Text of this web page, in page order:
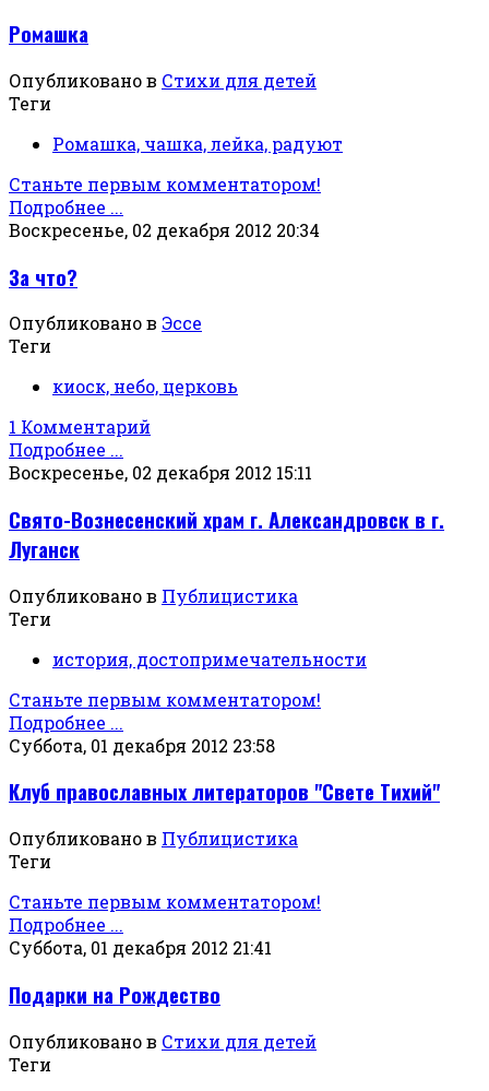
Ромашка
Опубликовано в Стихи для детей
Теги
Ромашка, чашка, лейка, радуют
Станьте первым комментатором!
Подробнее ...
Воскресенье, 02 декабря 2012 20:34
За что?
Опубликовано в Эссе
Теги
киоск, небо, церковь
1 Комментарий
Подробнее ...
Воскресенье, 02 декабря 2012 15:11
Свято-Вознесенский храм г. Александровск в г.
Луганск
Опубликовано в Публицистика
Теги
история, достопримечательности
Станьте первым комментатором!
Подробнее ...
Суббота, 01 декабря 2012 23:58
Клуб православных литераторов "Свете Тихий"
Опубликовано в Публицистика
Теги
Станьте первым комментатором!
Подробнее ...
Суббота, 01 декабря 2012 21:41
Подарки на Рождество
Опубликовано в Стихи для детей
Теги